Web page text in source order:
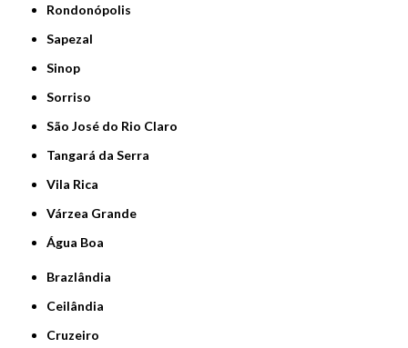
Rondonópolis
Sapezal
Sinop
Sorriso
São José do Rio Claro
Tangará da Serra
Vila Rica
Várzea Grande
Água Boa
Brazlândia
Ceilândia
Cruzeiro